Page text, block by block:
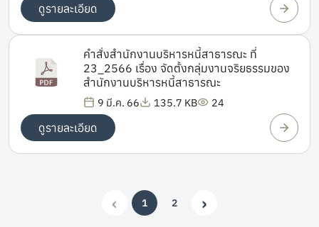
ดูรายละเอียด
คำสั่งสำนักงานบริหารหนี้สาธารณะ ที่
23_2566 เรื่อง จัดตั้งกลุ่มงานจริยธรรมของ
สำนักงานบริหารหนี้สาธารณะ
9 มี.ค. 66 135.7 KB 24
ดูรายละเอียด
‹
Previous
1(current)
2 ›
Next